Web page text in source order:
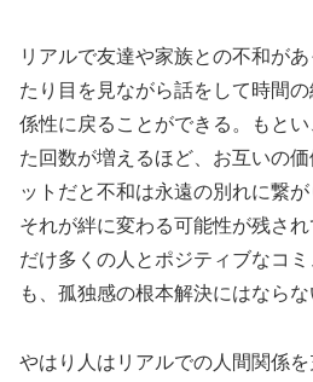
リアルで友達や家族との不和が
たり目を見ながら話をして時間
係性に戻ることができる。もと
た回数が増えるほど、お互いの
ットだと不和は永遠の別れに繋
それが絆に変わる可能性が残さ
だけ多くの人とポジティブなコ
も、孤独感の根本解決にはならな
やはり人はリアルでの人間関係を